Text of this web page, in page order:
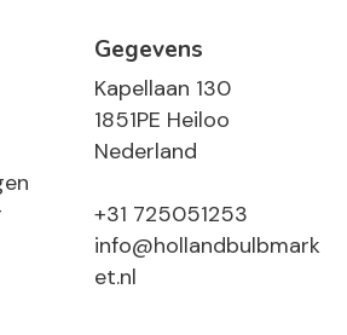
Gegevens
Kapellaan 130
1851PE Heiloo
Nederland
+31 725051253
info@hollandbulbmark
et.nl